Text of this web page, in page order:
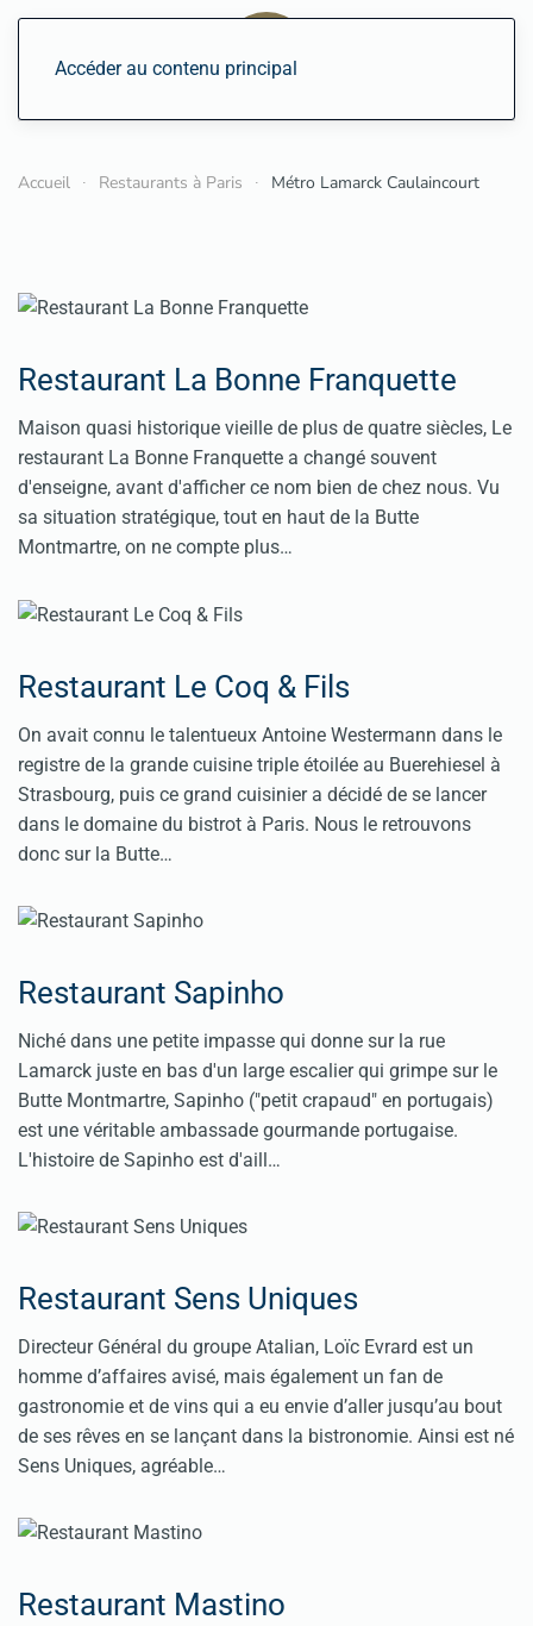
Accéder au contenu principal
Accueil Restaurants à Paris Métro Lamarck Caulaincourt
Restaurant La Bonne Franquette
Maison quasi historique vieille de plus de quatre siècles, Le
restaurant La Bonne Franquette a changé souvent
d'enseigne, avant d'afficher ce nom bien de chez nous. Vu
sa situation stratégique, tout en haut de la Butte
Montmartre, on ne compte plus…
Restaurant Le Coq & Fils
On avait connu le talentueux Antoine Westermann dans le
registre de la grande cuisine triple étoilée au Buerehiesel à
Strasbourg, puis ce grand cuisinier a décidé de se lancer
dans le domaine du bistrot à Paris. Nous le retrouvons
donc sur la Butte…
Restaurant Sapinho
Niché dans une petite impasse qui donne sur la rue
Lamarck juste en bas d'un large escalier qui grimpe sur le
Butte Montmartre, Sapinho ("petit crapaud" en portugais)
est une véritable ambassade gourmande portugaise.
L'histoire de Sapinho est d'aill…
Restaurant Sens Uniques
Directeur Général du groupe Atalian, Loïc Evrard est un
homme d’affaires avisé, mais également un fan de
gastronomie et de vins qui a eu envie d’aller jusqu’au bout
de ses rêves en se lançant dans la bistronomie. Ainsi est né
Sens Uniques, agréable…
Restaurant Mastino